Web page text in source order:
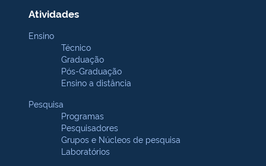
Atividades
Ensino
Técnico
Graduação
Pós-Graduação
Ensino a distância
Pesquisa
Programas
Pesquisadores
Grupos e Núcleos de pesquisa
Laboratórios